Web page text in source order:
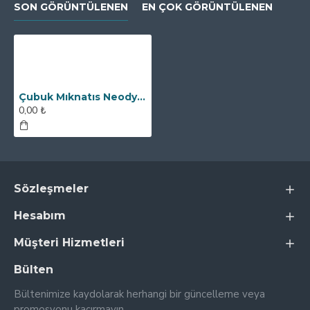
SON GÖRÜNTÜLENEN EN ÇOK GÖRÜNTÜLENEN
Çubuk Mıknatıs Neodyum - 32x150 mm - Bombe Kafalı
0,00 ₺
Sözleşmeler
Hesabım
Müşteri Hizmetleri
Bülten
Bültenimize kaydolarak herhangi bir güncelleme veya